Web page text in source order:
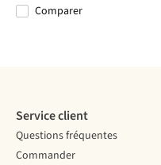
Comparer
Service client
Questions fréquentes
Commander